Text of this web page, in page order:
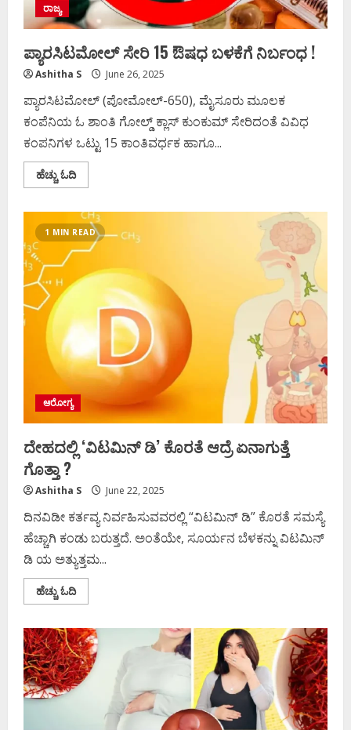
ರಾಜ್ಯ
ಪ್ಯಾರಸಿಟಮೋಲ್ ಸೇರಿ 15 ಔಷಧ ಬಳಕೆಗೆ ನಿರ್ಬಂಧ !
Ashitha S June 26, 2025
ಪ್ಯಾರಸಿಟಮೋಲ್ (ಪೋಮೋಲ್-650), ಮೈಸೂರು ಮೂಲಕ
ಕಂಪೆನಿಯ ಓ ಶಾಂತಿ ಗೋಲ್ಡ್ ಕ್ಲಾಸ್ ಕುಂಕುಮ್ ಸೇರಿದಂತೆ ವಿವಿಧ
ಕಂಪನಿಗಳ ಒಟ್ಟು 15 ಕಾಂತಿವರ್ಧಕ ಹಾಗೂ...
ಹೆಚ್ಚು ಓದಿRead
more
ಸೇರಿ
15
ಔಷಧ
ಬಳಕೆಗೆ
1 MIN READ
ಆರೋಗ್ಯ
ದೇಹದಲ್ಲಿ ‘ವಿಟಮಿನ್ ಡಿ’ ಕೊರತೆ ಆದ್ರೆ ಏನಾಗುತ್ತೆ
ಗೊತ್ತಾ ?
Ashitha S June 22, 2025
ದಿನವಿಡೀ ಕರ್ತವ್ಯ ನಿರ್ವಹಿಸುವವರಲ್ಲಿ “ವಿಟಮಿನ್ ಡಿ” ಕೊರತೆ ಸಮಸ್ಯೆ
ಹೆಚ್ಚಾಗಿ ಕಂಡು ಬರುತ್ತದೆ. ಅಂತೆಯೇ, ಸೂರ್ಯನ ಬೆಳಕನ್ನು ವಿಟಮಿನ್
ಡಿ ಯ ಅತ್ಯುತ್ತಮ...
ಹೆಚ್ಚು ಓದಿRead
more
‘ವಿಟಮಿನ್
ಡಿ’
ಕೊರತೆ
ಆದ್ರೆ
ಏನಾಗುತ್ತೆ
ಗೊತ್ತಾ